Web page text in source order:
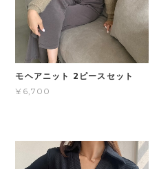
モヘアニット 2ピースセット
¥6,700